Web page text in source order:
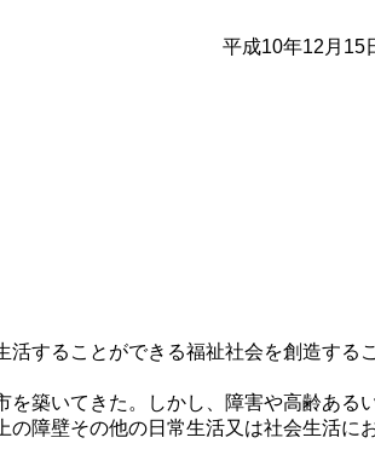
平成10年12月15
することができる福祉社会を創造する
築いてきた。しかし、障害や高齢ある
障壁その他の日常生活又は社会生活に